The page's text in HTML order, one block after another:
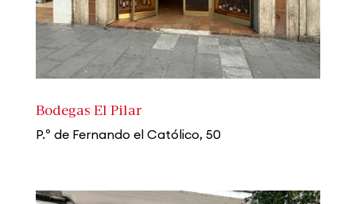
Bodegas El Pilar
P.º de Fernando el Católico, 50